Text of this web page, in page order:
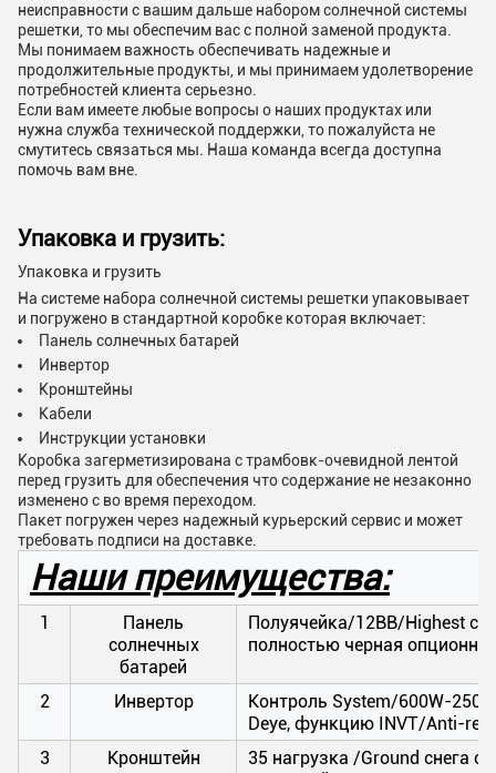
неисправности с вашим дальше набором солнечной системы
решетки, то мы обеспечим вас с полной заменой продукта.
Мы понимаем важность обеспечивать надежные и
продолжительные продукты, и мы принимаем удолетворение
потребностей клиента серьезно.
Если вам имеете любые вопросы о наших продуктах или
нужна служба технической поддержки, то пожалуйста не
смутитесь связаться мы. Наша команда всегда доступна
помочь вам вне.
Упаковка и грузить:
Упаковка и грузить
На системе набора солнечной системы решетки упаковывает
и погружено в стандартной коробке которая включает:
Панель солнечных батарей
Инвертор
Кронштейны
Кабели
Инструкции установки
Коробка загерметизирована с трамбовк-очевидной лентой
перед грузить для обеспечения что содержание не незаконно
изменено с во время переходом.
Пакет погружен через надежный курьерский сервис и может
требовать подписи на доставке.
Наши преимущества:
1
Панель
солнечных
батарей
Полуячейка/12BB/Highest
полностью черная
2 Инвертор
Контроль System/600W-
Deye, функцию INVT/Anti-
3
Кронштейн
35 нагрузка /Ground снега